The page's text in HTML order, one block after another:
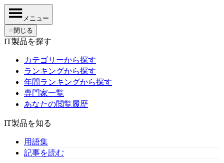
メニュー
✕ 閉じる
IT製品を探す
カテゴリーから探す
ランキングから探す
年間ランキングから探す
専門家一覧
あなたの閲覧履歴
IT製品を知る
用語集
記事を読む